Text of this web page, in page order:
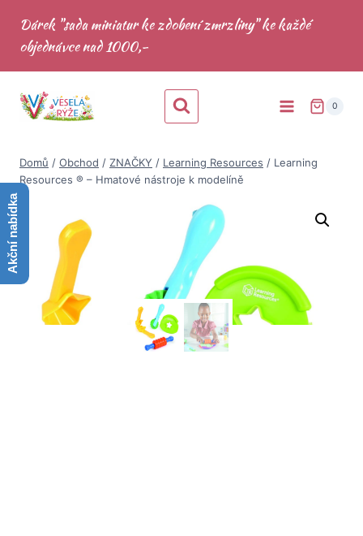
obsah
Dárek "sada miniatur ke zdobení zmrzliny" ke každé
objednávce nad 1000,-
0
Domů / Obchod / ZNAČKY / Learning Resources / Learning
Resources ® – Hmatové nástroje k modelíně
Akční nabídka